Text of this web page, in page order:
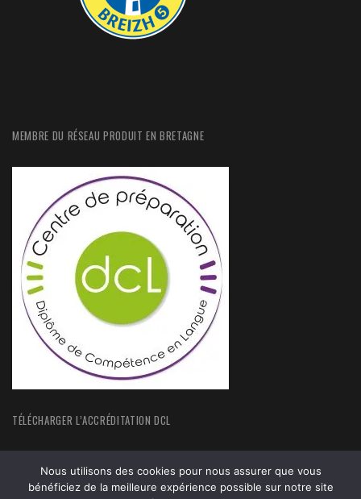
MEMBRE DU RÉSEAU PRODUIT EN BRETAGNE
TÉLÉCHARGER L’ACCRÉDITATION DCL
Nous utilisons des cookies pour nous assurer que vous
bénéficiez de la meilleure expérience possible sur notre site